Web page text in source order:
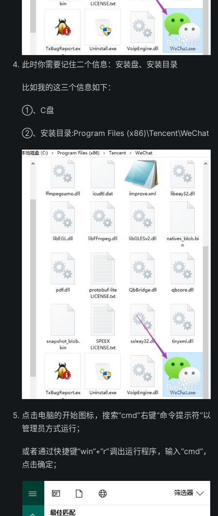
此时你需要记住二个信息：安装盘、安装目录
比如我的这三个信息如下：
①、C盘
②、安装目录:Program Files (x86)\Tencent\WeChat
点击电脑的开始图标，搜索“cmd”右键“命令提示符”以
管理员方式运行；
或者通过快捷键“win”+“r”调出运行程序，输入“cmd”，
点击确定；